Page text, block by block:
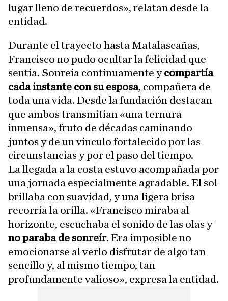
lugar lleno de recuerdos», relatan desde la
entidad.
Durante el trayecto hasta Matalascañas,
Francisco no pudo ocultar la felicidad que
sentía. Sonreía continuamente ycompartía
cada instante con su esposa, compañera de
toda una vida. Desde la fundación destacan
que ambos transmitían «una ternura
inmensa», fruto de décadas caminando
juntos y de un vínculo fortalecido por las
circunstancias y por el paso del tiempo.
La llegada a la costa estuvo acompañada por
una jornada especialmente agradable. El sol
brillaba con suavidad, y una ligera brisa
recorría la orilla. «Francisco miraba al
horizonte, escuchaba el sonido de las olas y
no paraba de sonreír. Era imposible no
emocionarse al verlo disfrutar de algo tan
sencillo y, al mismo tiempo, tan
profundamente valioso», expresa la entidad.